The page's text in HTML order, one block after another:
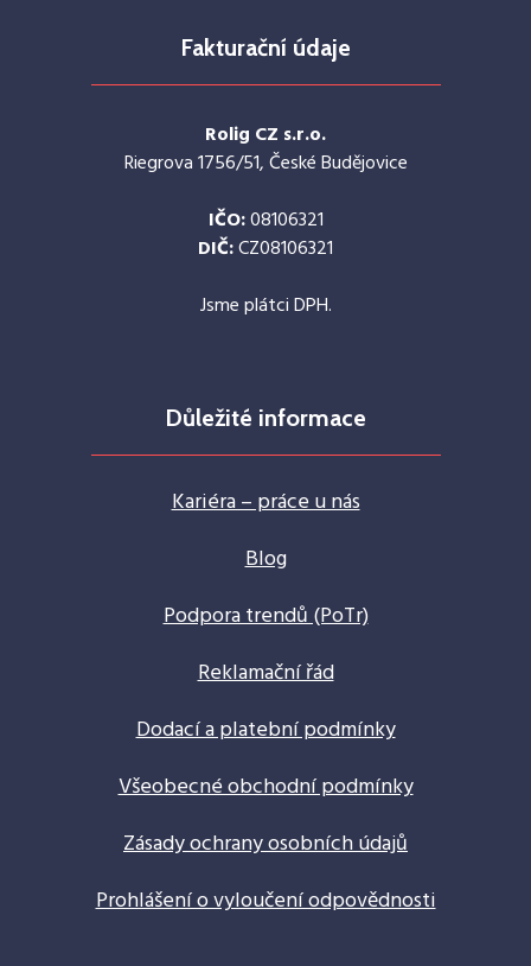
Fakturační údaje
Rolig CZ s.r.o.
Riegrova 1756/51, České Budějovice
IČO:08106321
DIČ:CZ08106321
Jsme plátci DPH.
Důležité informace
Kariéra – práce u nás
Blog
Podpora trendů (PoTr)
Reklamační řád
Dodací a platební podmínky
Všeobecné obchodní podmínky
Zásady ochrany osobních údajů
Prohlášení o vyloučení odpovědnosti